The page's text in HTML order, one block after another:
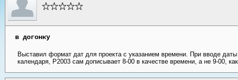
в догонку
Выставил формат дат для проекта с указанием времени. При вводе
календаря, P2003 сам дописывает 8-00 в качестве времени, а не 9-00,